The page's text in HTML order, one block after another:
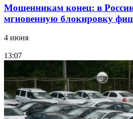
Мошенникам конец: в
мгновенную блокировку
4 июня
13:07